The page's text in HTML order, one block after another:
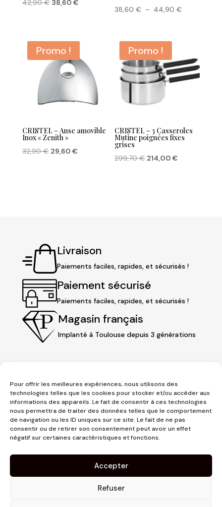
Pour offrir les meilleures expériences, nous utilisons des
technologies telles que les cookies pour stocker et/ou accéder aux
informations des appareils. Le fait de consentir à ces technologies
nous permettra de traiter des données telles que le comportement
de navigation ou les ID uniques sur ce site. Le fait de ne pas
consentir ou de retirer son consentement peut avoir un effet
négatif sur certaines caractéristiques et fonctions.
Accepter
Refuser
42,90€ Le
était :
42,90 €.
38,60 €Le
est :
38,60€ – 44,90€Plage
à
44,90 €
Promo !
CRISTEL – Anse amovible
Inox « Zenith »
32,90€ Le
29,60 €Le
Promo !
CRISTEL – 3 Casseroles
Mutine poignées fixes
grises
299,70€ Le
214,00€
Livraison
Paiements faciles, rapides, et sécurisés !
Paiement sécurisé
Paiements faciles, rapides, et sécurisés !
Magasin français
Implanté à Toulouse depuis 3 générations
3 place Jeanne d'Arc
31000 Toulouse
contact@pujolmaison.com
05 62 73 70 73